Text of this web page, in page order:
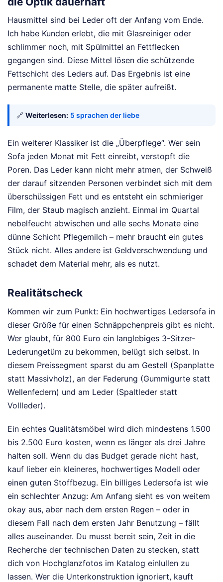
Hausmittel sind bei Leder oft der Anfang vom Ende.
Ich habe Kunden erlebt, die mit Glasreiniger oder
schlimmer noch, mit Spülmittel an Fettflecken
gegangen sind. Diese Mittel lösen die schützende
Fettschicht des Leders auf. Das Ergebnis ist eine
permanente matte Stelle, die später aufreißt.
🔗 Weiterlesen: 5 sprachen der liebe
Ein weiterer Klassiker ist die „Überpflege“. Wer sein
Sofa jeden Monat mit Fett einreibt, verstopft die
Poren. Das Leder kann nicht mehr atmen, der Schweiß
der darauf sitzenden Personen verbindet sich mit dem
überschüssigen Fett und es entsteht ein schmieriger
Film, der Staub magisch anzieht. Einmal im Quartal
nebelfeucht abwischen und alle sechs Monate eine
dünne Schicht Pflegemilch – mehr braucht ein gutes
Stück nicht. Alles andere ist Geldverschwendung und
schadet dem Material mehr, als es nutzt.
Realitätscheck
Kommen wir zum Punkt: Ein hochwertiges Ledersofa in
dieser Größe für einen Schnäppchenpreis gibt es nicht.
Wer glaubt, für 800 Euro ein langlebiges 3-Sitzer-
Lederungetüm zu bekommen, belügt sich selbst. In
diesem Preissegment sparst du am Gestell (Spanplatte
statt Massivholz), an der Federung (Gummigurte statt
Wellenfedern) und am Leder (Spaltleder statt
Vollleder).
Ein echtes Qualitätsmöbel wird dich mindestens 1.500
bis 2.500 Euro kosten, wenn es länger als drei Jahre
halten soll. Wenn du das Budget gerade nicht hast,
kauf lieber ein kleineres, hochwertiges Modell oder
einen guten Stoffbezug. Ein billiges Ledersofa ist wie
ein schlechter Anzug: Am Anfang sieht es von weitem
okay aus, aber nach dem ersten Regen – oder in
diesem Fall nach dem ersten Jahr Benutzung – fällt
alles auseinander. Du musst bereit sein, Zeit in die
Recherche der technischen Daten zu stecken, statt
dich von Hochglanzfotos im Katalog einlullen zu
lassen. Wer die Unterkonstruktion ignoriert, kauft